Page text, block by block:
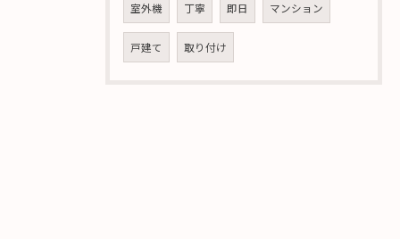
室外機 丁寧 即日 マンション
戸建て 取り付け